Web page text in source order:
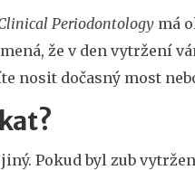
Periodontology má
že v den vytržení
nosit dočasný most
jiný. Pokud byl zub